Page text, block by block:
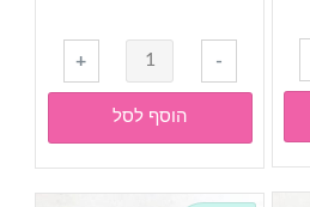
היה:
₪1.50.
הוא:
₪1.00.
-
כמות
של
כפתורים-
כפתור
פלסטיק
סמיילי
+
הוסף לסל